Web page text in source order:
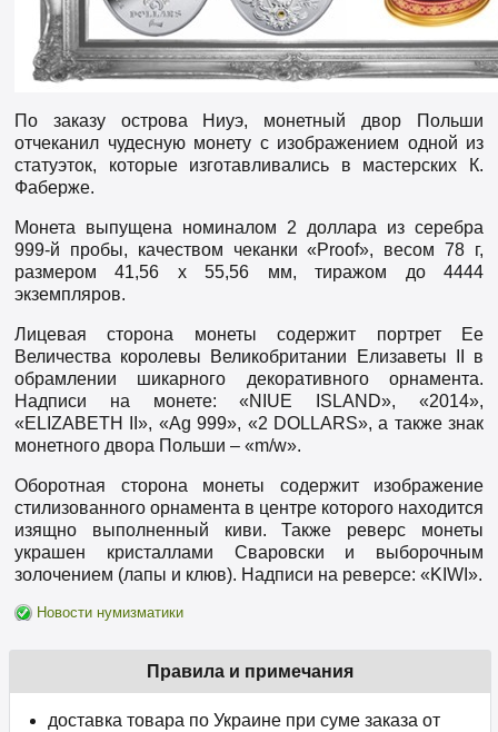
По заказу острова Ниуэ, монетный двор Польши
отчеканил чудесную монету с изображением одной из
статуэток, которые изготавливались в мастерских К.
Фаберже.
Монета выпущена номиналом 2 доллара из серебра
999-й пробы, качеством чеканки «Proof», весом 78 г,
размером 41,56 x 55,56 мм, тиражом до 4444
экземпляров.
Лицевая сторона монеты содержит портрет Ее
Величества королевы Великобритании Елизаветы II в
обрамлении шикарного декоративного орнамента.
Надписи на монете: «NIUE ISLAND», «2014»,
«ELIZABETH II», «Ag 999», «2 DOLLARS», а также знак
монетного двора Польши – «m/w».
Оборотная сторона монеты содержит изображение
стилизованного орнамента в центре которого находится
изящно выполненный киви. Также реверс монеты
украшен кристаллами Сваровски и выборочным
золочением (лапы и клюв). Надписи на реверсе: «KIWI».
Новости нумизматики
Правила и примечания
доставка товара по Украине при суме заказа от